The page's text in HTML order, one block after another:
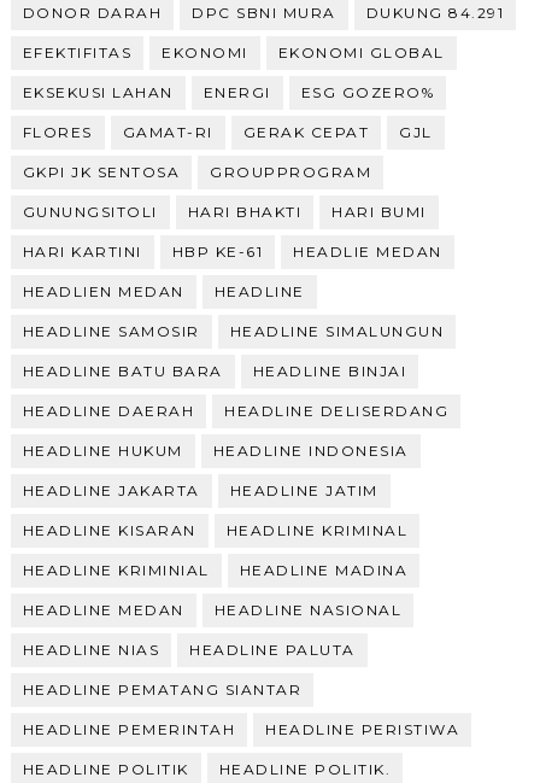
DONOR DARAH DPC SBNI MURA DUKUNG 84.291
EFEKTIFITAS EKONOMI EKONOMI GLOBAL
EKSEKUSI LAHAN ENERGI ESG GOZERO%
FLORES GAMAT-RI GERAK CEPAT GJL
GKPI JK SENTOSA GROUPPROGRAM
GUNUNGSITOLI HARI BHAKTI HARI BUMI
HARI KARTINI HBP KE-61 HEADLIE MEDAN
HEADLIEN MEDAN HEADLINE
HEADLINE SAMOSIR HEADLINE SIMALUNGUN
HEADLINE BATU BARA HEADLINE BINJAI
HEADLINE DAERAH HEADLINE DELISERDANG
HEADLINE HUKUM HEADLINE INDONESIA
HEADLINE JAKARTA HEADLINE JATIM
HEADLINE KISARAN HEADLINE KRIMINAL
HEADLINE KRIMINIAL HEADLINE MADINA
HEADLINE MEDAN HEADLINE NASIONAL
HEADLINE NIAS HEADLINE PALUTA
HEADLINE PEMATANG SIANTAR
HEADLINE PEMERINTAH HEADLINE PERISTIWA
HEADLINE POLITIK HEADLINE POLITIK.